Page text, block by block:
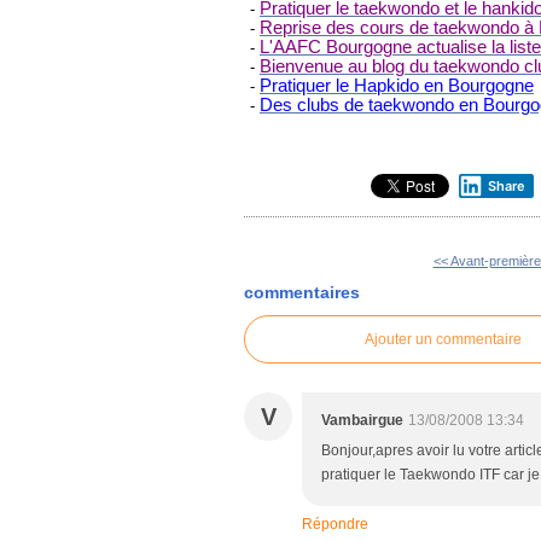
- Pratiquer le taekwondo et le
- Reprise des cours de taekwondo à
- L'AAFC Bourgogne actualise la
- Bienvenue au blog du taekwondo
- Pratiquer le Hapkido en Bourgogne
- Des clubs de taekwondo en
Share
<< Avant-
commentaires
Ajouter un commentaire
V Vambairgue 13/08/2008 13:34
Bonjour,apres avoir lu votre
pratiquer le Taekwondo ITF car
Répondre